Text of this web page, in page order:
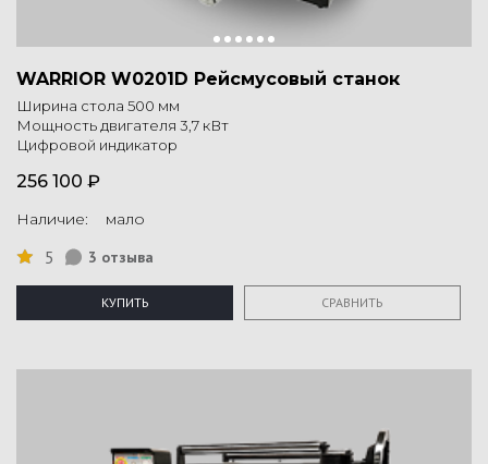
WARRIOR W0201D Рейсмусовый станок
Ширина стола 500 мм
Мощность двигателя 3,7 кВт
Цифровой индикатор
256 100 ₽
Наличие: мало
5 3 отзыва
КУПИТЬ СРАВНИТЬ